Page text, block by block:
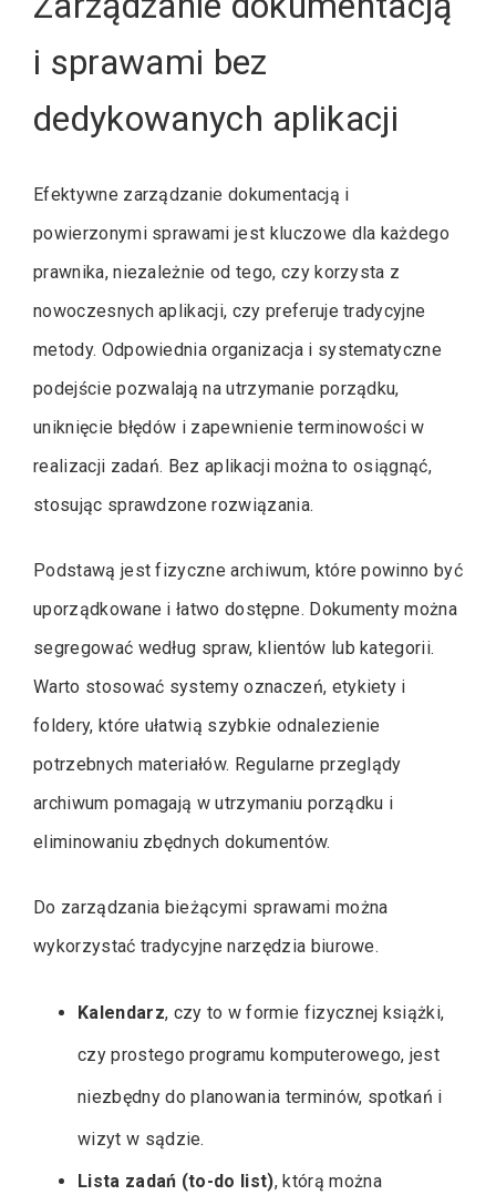
i sprawami bez
dedykowanych aplikacji
Efektywne zarządzanie dokumentacją i
powierzonymi sprawami jest kluczowe dla każdego
prawnika, niezależnie od tego, czy korzysta z
nowoczesnych aplikacji, czy preferuje tradycyjne
metody. Odpowiednia organizacja i systematyczne
podejście pozwalają na utrzymanie porządku,
uniknięcie błędów i zapewnienie terminowości w
realizacji zadań. Bez aplikacji można to osiągnąć,
stosując sprawdzone rozwiązania.
Podstawą jest fizyczne archiwum, które powinno być
uporządkowane i łatwo dostępne. Dokumenty można
segregować według spraw, klientów lub kategorii.
Warto stosować systemy oznaczeń, etykiety i
foldery, które ułatwią szybkie odnalezienie
potrzebnych materiałów. Regularne przeglądy
archiwum pomagają w utrzymaniu porządku i
eliminowaniu zbędnych dokumentów.
Do zarządzania bieżącymi sprawami można
wykorzystać tradycyjne narzędzia biurowe.
Kalendarz, czy to w formie fizycznej książki,
czy prostego programu komputerowego, jest
niezbędny do planowania terminów, spotkań i
wizyt w sądzie.
Lista zadań (to-do list), którą można